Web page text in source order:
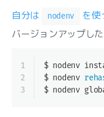
自分は nodenv を使
バージョンアップした
1
2
3
$ nodenv
$ nodenv
$ nodenv